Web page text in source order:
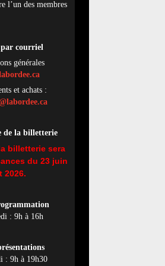
l’un des membres
courriel
générales
et achats :
de la billetterie
billetterie sera
du 23 juin
2026.
: 9h à 16h
: 9h à 19h30